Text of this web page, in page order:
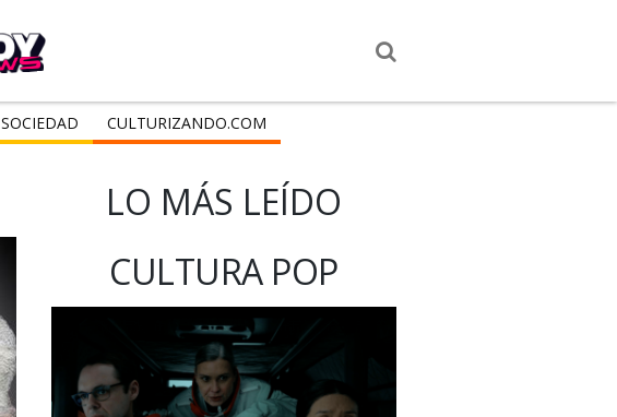
SOCIEDAD CULTURIZANDO.COM
LO MÁS LEÍDO
CULTURA POP